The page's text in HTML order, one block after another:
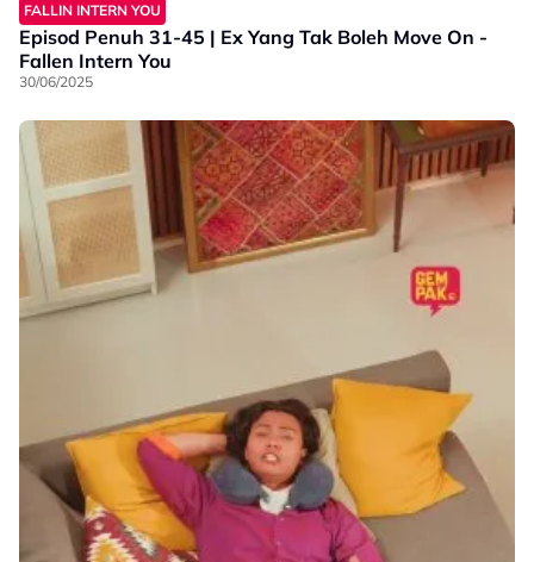
FALLIN INTERN YOU
Episod Penuh 31-45 | Ex Yang Tak Boleh Move On -
Fallen Intern You
30/06/2025